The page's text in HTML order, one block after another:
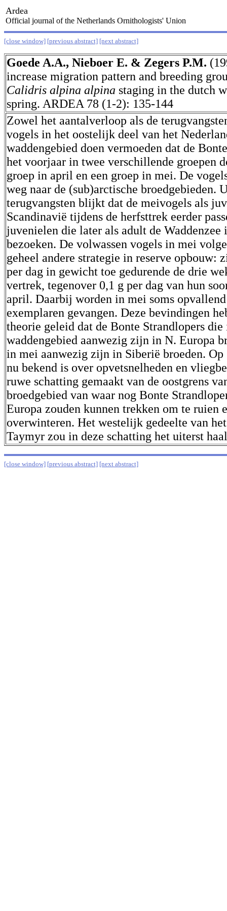
Ardea
Official journal of the Netherlands Ornithologists' Union
[close window] [previous abstract] [next abstract]
Goede A.A., Nieboer E. & Zegers P.M.
increase migration pattern and breeding
Calidris alpina alpina staging in the dutch
spring. ARDEA 78 (1-2): 135-144
Zowel het aantalverloop als de
vogels in het oostelijk deel van het
waddengebied doen vermoeden dat de
het voorjaar in twee verschillende groepen
groep in april en een groep in mei. De
weg naar de (sub)arctische broedgebieden.
terugvangsten blijkt dat de meivogels als
Scandinavië tijdens de herfsttrek eerder
juvenielen die later als adult de Waddenzee
bezoeken. De volwassen vogels in mei
geheel andere strategie in reserve opbouw:
per dag in gewicht toe gedurende de drie
vertrek, tegenover 0,1 g per dag van hun
april. Daarbij worden in mei soms
exemplaren gevangen. Deze bevindingen
theorie geleid dat de Bonte Strandlopers
waddengebied aanwezig zijn in N. Europa
in mei aanwezig zijn in Siberië broeden. Op
nu bekend is over opvetsnelheden en
ruwe schatting gemaakt van de oostgrens
broedgebied van waar nog Bonte
Europa zouden kunnen trekken om te ruien
overwinteren. Het westelijk gedeelte van
Taymyr zou in deze schatting het uiterst
[close window] [previous abstract] [next abstract]